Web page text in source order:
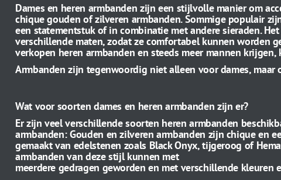
Dames en heren armbanden zijn een stijlvolle manier om
chique gouden of zilveren armbanden.Sommige populair
een statementstuk of in combinatie met andere sieraden.
verschillende maten, zodat ze comfortabel kunnen worden
verkopen heren armbanden en steeds meer mannen
Armbanden zijn tegenwoordig niet alleen voor dames, maar
Wat voor soorten dames en heren armbanden zijn er?
Er zijn veel verschillende soorten heren armbanden
armbanden: Gouden en zilveren armbanden zijn chique en
gemaakt van edelstenen zoals Black Onyx, tijgeroog of
armbanden van deze stijl kunnen met
meerdere gedragen geworden en met verschillende kleuren